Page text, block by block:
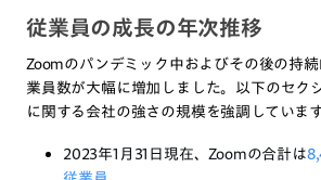
従業員の成長の年次推移
Zoomのパンデミック中およびその後の持
業員数が大幅に増加しました。以下のセク
に関する会社の強さの規模を強調しています
2023年1月31日現在、Zoomの合計は